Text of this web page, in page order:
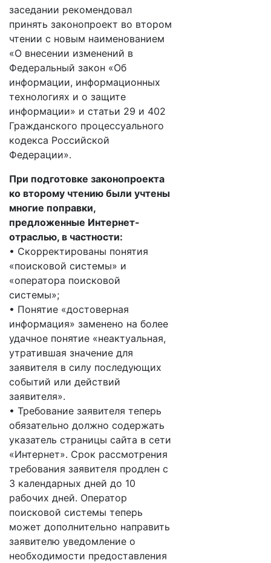
заседании рекомендовал
принять законопроект во втором
чтении с новым наименованием
«О внесении изменений в
Федеральный закон «Об
информации, информационных
технологиях и о защите
информации» и статьи 29 и 402
Гражданского процессуального
кодекса Российской
Федерации».
При подготовке законопроекта
ко второму чтению были учтены
многие поправки,
предложенные Интернет-
отраслью, в частности:
• Скорректированы понятия
«поисковой системы» и
«оператора поисковой
системы»;
• Понятие «достоверная
информация» заменено на более
удачное понятие «неактуальная,
утратившая значение для
заявителя в силу последующих
событий или действий
заявителя».
• Требование заявителя теперь
обязательно должно содержать
указатель страницы сайта в сети
«Интернет». Срок рассмотрения
требования заявителя продлен с
3 календарных дней до 10
рабочих дней. Оператор
поисковой системы теперь
может дополнительно направить
заявителю уведомление о
необходимости предоставления